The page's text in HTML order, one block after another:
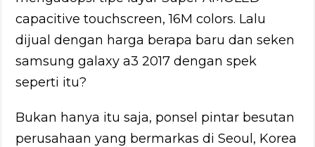
capacitive touchscreen, 16M colors. Lalu
dijual dengan harga berapa baru dan seken
samsung galaxy a3 2017 dengan spek
seperti itu?
Bukan hanya itu saja, ponsel pintar besutan
perusahaan yang bermarkas di Seoul, Korea